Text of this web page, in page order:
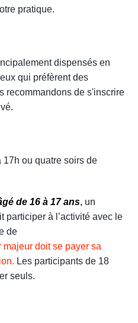
pratique.
dispensés en
qui préfèrent des
recommandons de s'inscrire
17h ou quatre soirs de
de 16 à 17 ans, un
participer à l’activité avec le
de
majeur doit se payer sa
Les participants de 18
seuls.